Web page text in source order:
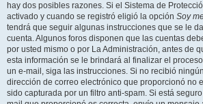
hay dos posibles razones. Si el Sistema de
activado y cuando se registró eligió la opción Soy
tendrá que seguir algunas instrucciones que se le
cuenta. Algunos foros disponen que las cuentas
por usted mismo o por La Administración, antes de
esta información se le brindará al finalizar el
un e-mail, siga las instrucciones. Si no recibió
dirección de correo electrónico que proporcionó no
sido capturada por un filtro anti-spam. Si está